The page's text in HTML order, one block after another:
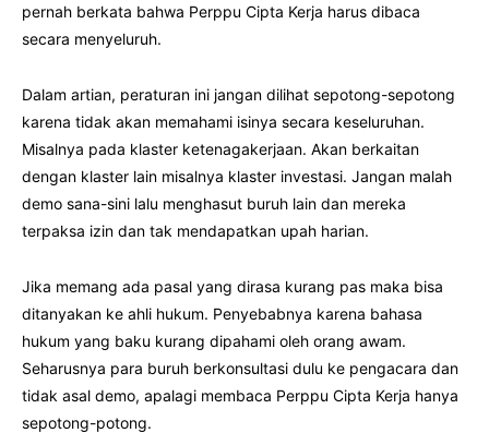
pernah berkata bahwa Perppu Cipta Kerja harus dibaca
secara menyeluruh.
Dalam artian, peraturan ini jangan dilihat sepotong-sepotong
karena tidak akan memahami isinya secara keseluruhan.
Misalnya pada klaster ketenagakerjaan. Akan berkaitan
dengan klaster lain misalnya klaster investasi. Jangan malah
demo sana-sini lalu menghasut buruh lain dan mereka
terpaksa izin dan tak mendapatkan upah harian.
Jika memang ada pasal yang dirasa kurang pas maka bisa
ditanyakan ke ahli hukum. Penyebabnya karena bahasa
hukum yang baku kurang dipahami oleh orang awam.
Seharusnya para buruh berkonsultasi dulu ke pengacara dan
tidak asal demo, apalagi membaca Perppu Cipta Kerja hanya
sepotong-potong.